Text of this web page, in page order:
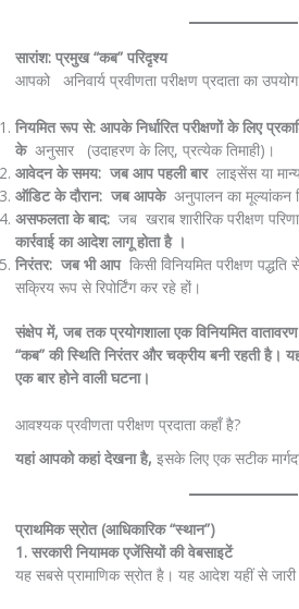
सारांश: प्रमुख “कब” परिदृश्य
आपको अनिवार्य प्रवीणता परीक्षण प्रदाता का
नियमित रूप से: आपके निर्धारित परीक्षणों के लिए
केअनुसार (उदाहरण के लिए, प्रत्येक तिमाही)।
आवेदन के समय: जब आप पहली बारलाइसेंस या
ऑडिट के दौरान: जब आपकेअनुपालन का मूल्यांकन
असफलता के बाद:जब खराब शारीरिक परीक्षण
कार्रवाई का आदेश लागू होता है ।
निरंतर: जब भी आपकिसी विनियमित परीक्षण पद्धति
सक्रिय रूप से रिपोर्टिंग कर रहे हों।
संक्षेप में, जब तक प्रयोगशाला एक विनियमित
“कब” की स्थिति निरंतर और चक्रीय बनी रहती
एक बार होने वाली घटना।
आवश्यक प्रवीणता परीक्षण प्रदाता कहाँ है?
यहां आपको कहां देखना है, इसके लिए एक सटीक
प्राथमिक स्रोत (आधिकारिक “स्थान”)
1. सरकारी नियामक एजेंसियों की वेबसाइटें
यह सबसे प्रामाणिक स्रोत है। यह आदेश यहीं से जारी